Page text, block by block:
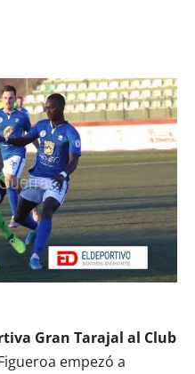
Gran Tarajal al Club
empezó a